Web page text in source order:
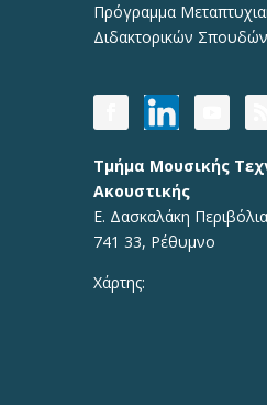
Πρόγραμμα
Διδακτορικών
Τμήμα Μουσικής
Ακουστικής
Ε. Δασκαλάκη Περιβόλια
741 33, Ρέθυμνο
Χάρτης: